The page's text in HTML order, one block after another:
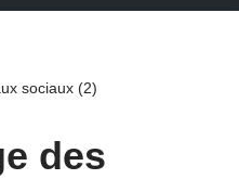
sociaux (2)
des